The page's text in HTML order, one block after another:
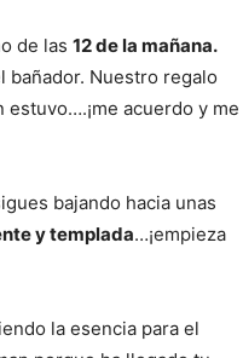
de las 12 de la mañana.
bañador. Nuestro regalo
acuerdo y me
bajando hacia unas
y templada…¡empieza
la esencia para el